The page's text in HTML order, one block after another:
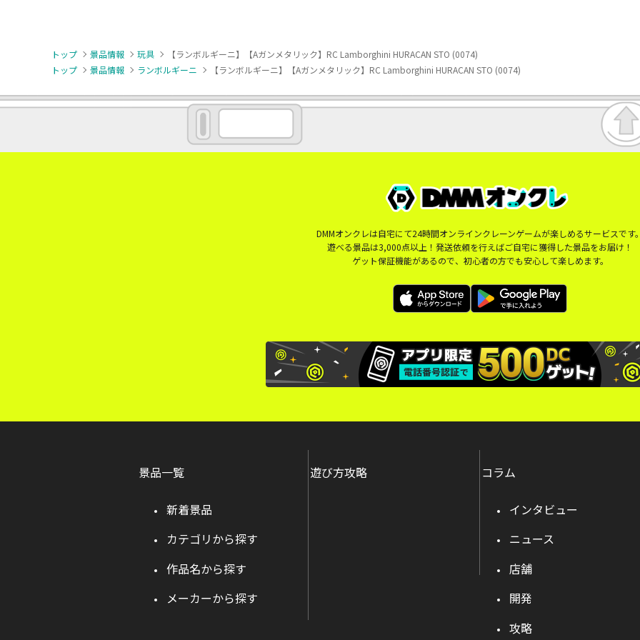
トップ 景品情報 玩具
【ランボルギーニ】【Aガンメタリック】RC Lamborghini HURACAN STO (0074)
トップ
景品情報 ランボルギーニ 【ランボルギーニ】【Aガンメタリック】RC Lamborghini HURACAN STO (0074)
DMMオンクレは自宅にて24時間オンラインクレーンゲームが楽しめるサービスです
遊べる景品は3,000点以上！発送依頼を行えばご自宅に獲得した景品をお届け！
ゲット保証機能があるので、初心者の方でも安心して楽しめます。
景品一覧
新着景品
カテゴリから探す
作品名から探す
メーカーから探す
遊び方攻略 コラム
インタビュー
ニュース
店舗
開発
攻略